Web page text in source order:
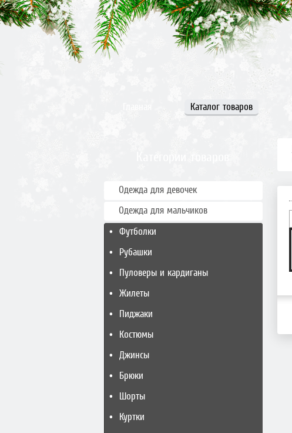
Каталог товаров
Одежда для девочек
Одежда для мальчиков
Футболки
Рубашки
Пуловеры и кардиганы
Жилеты
Пиджаки
Костюмы
Джинсы
Брюки
Шорты
Куртки